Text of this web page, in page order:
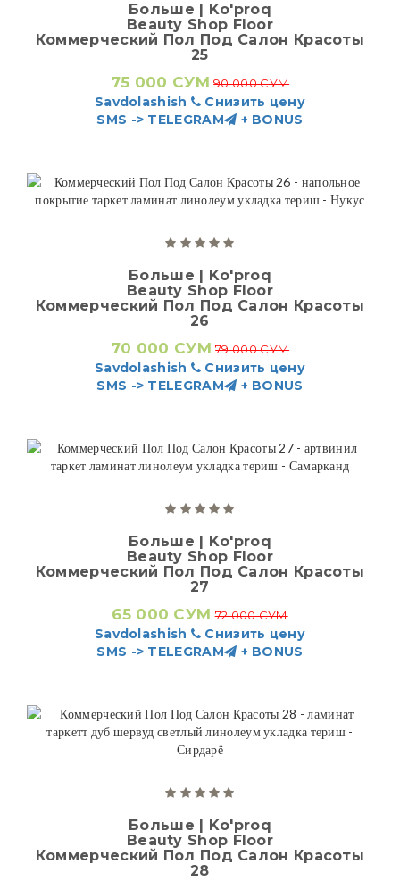
Больше | Ko'proq
Beauty Shop Floor
Коммерческий Пол Под Салон Красоты
25
75 000 СУМ 90 000 СУМ
Savdolashish
Снизить цену
SMS -> TELEGRAM
+ BONUS
Больше | Ko'proq
Beauty Shop Floor
Коммерческий Пол Под Салон Красоты
26
70 000 СУМ 79 000 СУМ
Savdolashish
Снизить цену
SMS -> TELEGRAM
+ BONUS
Больше | Ko'proq
Beauty Shop Floor
Коммерческий Пол Под Салон Красоты
27
65 000 СУМ 72 000 СУМ
Savdolashish
Снизить цену
SMS -> TELEGRAM
+ BONUS
Больше | Ko'proq
Beauty Shop Floor
Коммерческий Пол Под Салон Красоты
28